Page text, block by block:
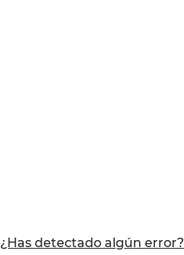
¿Has detectado algún error?